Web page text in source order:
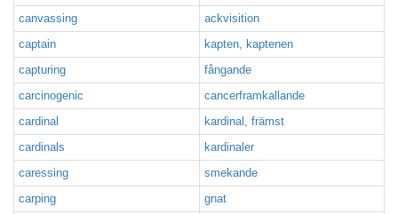
canvassing
ackvisition
captain
kapten, kaptenen
capturing
fångande
carcinogenic
cancerframkallande
cardinal
kardinal, främst
cardinals
kardinaler
caressing
smekande
carping
gnat